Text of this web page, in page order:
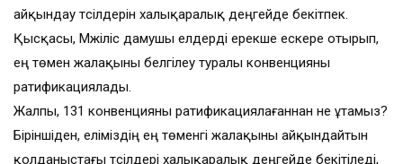
айқындау тәсілдерін халықара­лық деңгейде бекітпек.
Қысқасы, Мәжіліс дамушы елдерді ерекше ескере отырып,
ең төмен жалақыны белгілеу туралы конвенцияны
ратификациялады.
Жалпы, 131 конвенцияны ратификациялағаннан не ұтамыз?
Біріншіден, еліміздің ең төменгі жалақыны айқындай­тын
қолданыстағы тәсілдері халықаралық деңгейде бекіті­леді,